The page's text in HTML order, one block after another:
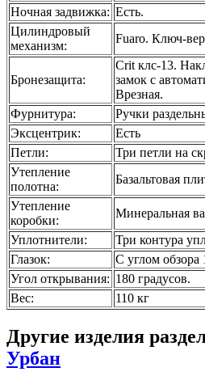
Ночная задвижка: Есть.
Цилиндровый
механизм:
Fuaro. Ключ-
Бронезащита:
Crit клс-13.
замок с
Врезная.
Фурнитура:
Ручки
Эксцентрик:
Есть
Петли:
Три петли на
Утепление
полотна:
Базальтовая
Утепление
коробки:
Минеральная
Уплотнители:
Три контура
Глазок:
С углом обзора
Угол открывания: 180 градусов.
Вес: 110 кг
Другие изделия
Урбан